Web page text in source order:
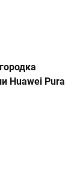
Huawei Pura